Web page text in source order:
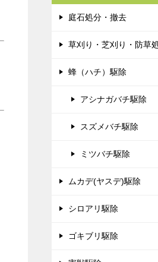
庭石処分・撤去
草刈り・芝刈り・防草
蜂（ハチ）駆除
アシナガバチ駆除
スズメバチ駆除
ミツバチ駆除
ムカデ(ヤスデ)駆除
シロアリ駆除
ゴキブリ駆除